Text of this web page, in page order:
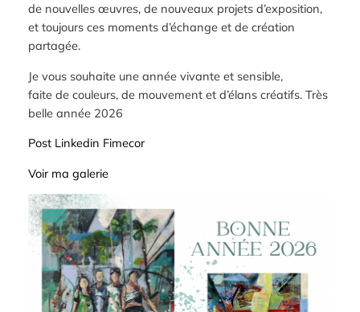
de nouvelles œuvres, de nouveaux projets d’exposition,
et toujours ces moments d’échange et de création
partagée.
Je vous souhaite une année vivante et sensible,
faite de couleurs, de mouvement et d’élans créatifs. Très
belle année 2026
Post Linkedin Fimecor
Voir ma galerie